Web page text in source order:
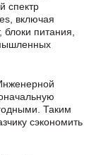
спектр
включая
питания,
Таким
сэкономить